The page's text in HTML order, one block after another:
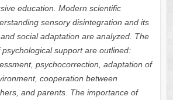
education. Modern scientific
sensory disintegration and its
social adaptation are analyzed. The
support are outlined:
psychocorrection, adaptation of
cooperation between
and parents. The importance of